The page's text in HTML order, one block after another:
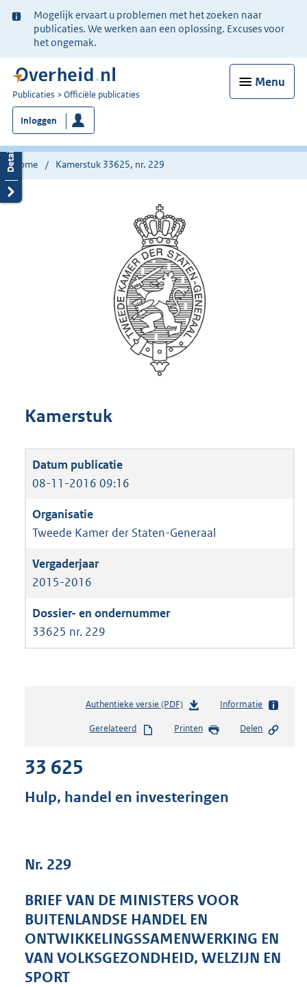
Ter
informatie:
Mogelijk ervaart u problemen met het zoeken naar
publicaties. We werken aan een oplossing. Excuses voor
het ongemak.
Menu
U
bent
nu
hier:
Publicaties Officiële publicaties
Inloggen
Home Kamerstuk 33625, nr. 229
Kamerstuk
08-11-2016 09:16
Tweede Kamer der Staten-Generaal
2015-2016
33625 nr. 229
Authentieke versie (PDF)b
s
s
e
:
6
K
Informatie
Gerelateerd Printen Delen
33 625
Hulp, handel en investeringen
Nr. 229
BRIEF VAN DE MINISTERS VOOR
BUITENLANDSE HANDEL EN
ONTWIKKELINGSSAMENWERKING EN
VAN VOLKSGEZONDHEID, WELZIJN EN
SPORT